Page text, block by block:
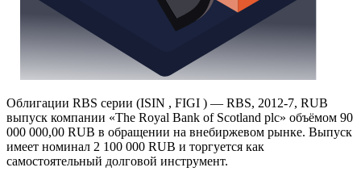
Облигации RBS серии (ISIN , FIGI ) — RBS, 2012-7, RUB
выпуск компании «The Royal Bank of Scotland plc» объёмом 90
000 000,00 RUB в обращении на внебиржевом рынке. Выпуск
имеет номинал 2 100 000 RUB и торгуется как
самостоятельный долговой инструмент.